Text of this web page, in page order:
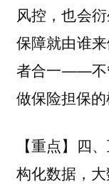
风控，也会衍
保障就由谁
者合一——不
做保险担保的
【重点】四
构化数据，